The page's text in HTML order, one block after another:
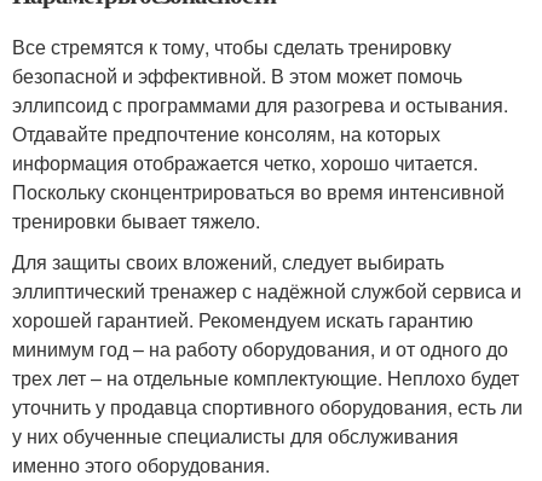
Все стремятся к тому, чтобы сделать тренировку
безопасной и эффективной. В этом может помочь
эллипсоид с программами для разогрева и остывания.
Отдавайте предпочтение консолям, на которых
информация отображается четко, хорошо читается.
Поскольку сконцентрироваться во время интенсивной
тренировки бывает тяжело.
Для защиты своих вложений, следует выбирать
эллиптический тренажер с надёжной службой сервиса и
хорошей гарантией. Рекомендуем искать гарантию
минимум год – на работу оборудования, и от одного до
трех лет – на отдельные комплектующие. Неплохо будет
уточнить у продавца спортивного оборудования, есть ли
у них обученные специалисты для обслуживания
именно этого оборудования.